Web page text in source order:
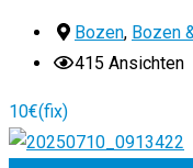
Bozen, Bozen
415 Ansichten
10€(fix)